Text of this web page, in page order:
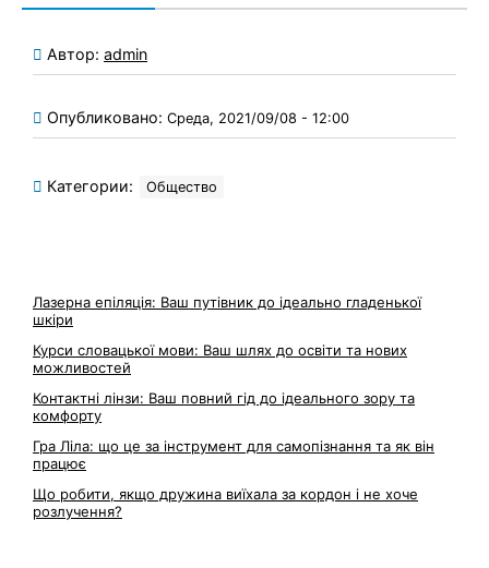
Автор: admin
Опубликовано: Среда, 2021/09/08 - 12:00
Категории: Общество
Лазерна епіляція: Ваш путівник до ідеально гладенької
шкіри
Курси словацької мови: Ваш шлях до освіти та нових
можливостей
Контактні лінзи: Ваш повний гід до ідеального зору та
комфорту
Гра Ліла: що це за інструмент для самопізнання та як він
працює
Що робити, якщо дружина виїхала за кордон і не хоче
розлучення?